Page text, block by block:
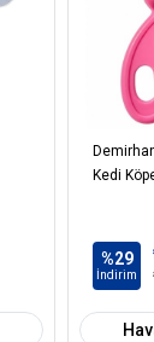
Kedi
%29
İndirim